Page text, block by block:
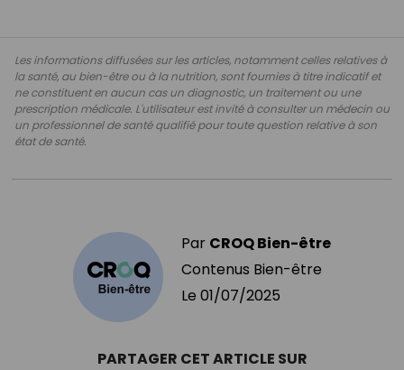
Les informations diffusées sur les articles, notamment celles relatives à
la santé, au bien-être ou à la nutrition, sont fournies à titre indicatif et
ne constituent en aucun cas un diagnostic, un traitement ou une
prescription médicale. L'utilisateur est invité à consulter un médecin ou
un professionnel de santé qualifié pour toute question relative à son
état de santé.
Par CROQ Bien-être
Contenus Bien-être
Le 01/07/2025
PARTAGER CET ARTICLE SUR